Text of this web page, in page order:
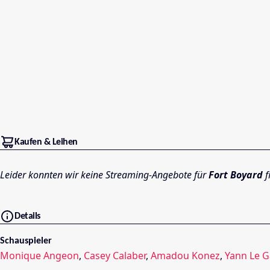
Kaufen & Leihen
Leider konnten wir keine Streaming-Angebote fürFort Boyard
Details
Schauspieler
Monique Angeon, Casey Calaber, Amadou Konez, Yann Le